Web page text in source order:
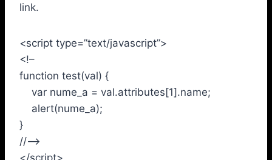
link.
<script type=”text/javascript”>
<!–
function test(val) {
var nume_a = val.attributes[1].name;
alert(nume_a);
}
//–>
</script>